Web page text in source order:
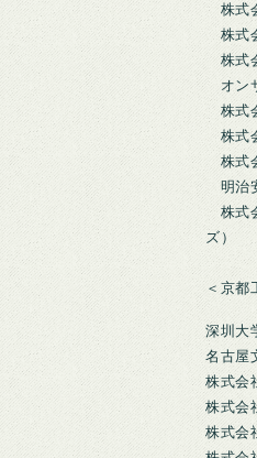
株式
株式
株式
オン
株式
株式
株式
明治
株式
ズ）
＜京
深圳大
名古屋
株式会
株式会
株式会